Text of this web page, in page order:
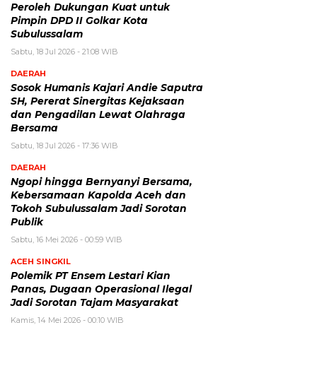
Peroleh Dukungan Kuat untuk
Pimpin DPD II Golkar Kota
Subulussalam
Sabtu, 18 Jul 2026 - 21:08 WIB
DAERAH
Sosok Humanis Kajari Andie Saputra
SH, Pererat Sinergitas Kejaksaan
dan Pengadilan Lewat Olahraga
Bersama
Sabtu, 18 Jul 2026 - 17:36 WIB
DAERAH
Ngopi hingga Bernyanyi Bersama,
Kebersamaan Kapolda Aceh dan
Tokoh Subulussalam Jadi Sorotan
Publik
Sabtu, 16 Mei 2026 - 00:59 WIB
ACEH SINGKIL
Polemik PT Ensem Lestari Kian
Panas, Dugaan Operasional Ilegal
Jadi Sorotan Tajam Masyarakat
Kamis, 14 Mei 2026 - 00:10 WIB